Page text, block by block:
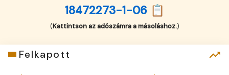
18472273-1-06 📋
(Kattintson az adószámra a másoláshoz.)
Felkapott